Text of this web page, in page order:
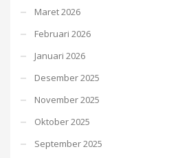
Maret 2026
Februari 2026
Januari 2026
Desember 2025
November 2025
Oktober 2025
September 2025